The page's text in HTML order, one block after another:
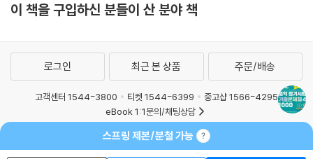
이 책을 구입하신 분들이 산 분야 책
스프링 제본/분철 가능
로그인 최근 본 상품 주문/배송
고객센터 1544-3800 티켓 1544-6399
중고샵 1566-4295
eBook 1:1문의/채팅상담
예스이십사(주) 사업자 정보
이용약관
개인정보처리방침 청소년보호정책